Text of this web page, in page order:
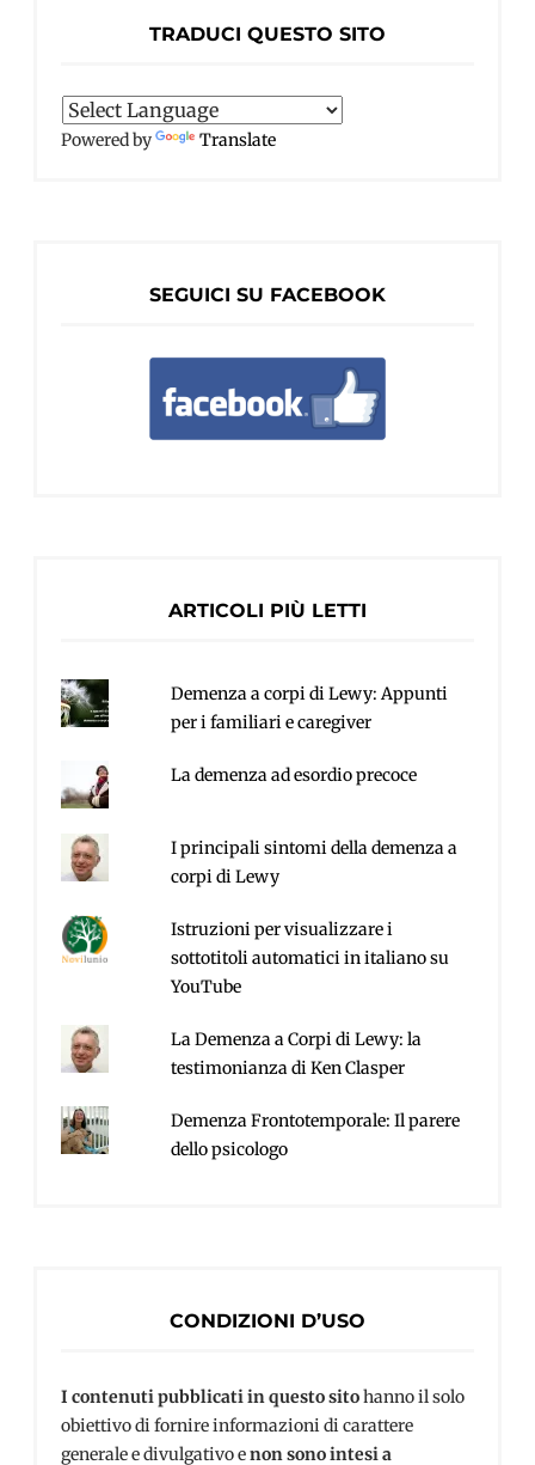
TRADUCI QUESTO SITO
Powered by Translate
SEGUICI SU FACEBOOK
ARTICOLI PIÙ LETTI
Demenza a corpi di Lewy: Appunti
per i familiari e caregiver
La demenza ad esordio precoce
I principali sintomi della demenza a
corpi di Lewy
Istruzioni per visualizzare i
sottotitoli automatici in italiano su
YouTube
La Demenza a Corpi di Lewy: la
testimonianza di Ken Clasper
Demenza Frontotemporale: Il parere
dello psicologo
CONDIZIONI D’USO
I contenuti pubblicati in questo sitohanno il solo
obiettivo di fornire informazioni di carattere
generale e divulgativo enon sono intesi a